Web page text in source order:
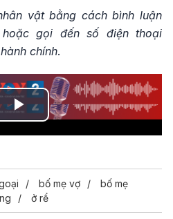
vật bằng cách bình luận
gọi đến số điện thoại
chính.
Play
bố mẹ vợ
bố mẹ
ở rể